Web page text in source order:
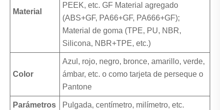
Material
PEEK, etc. GF Material agregado
(ABS+GF, PA66+GF, PA666+GF);
Material de goma (TPE, PU, NBR,
Silicona, NBR+TPE, etc.)
Color
Azul, rojo, negro, bronce, amarillo, verde,
ámbar, etc. o como tarjeta de perseque o
Pantone
Parámetros Pulgada, centímetro, milímetro, etc.